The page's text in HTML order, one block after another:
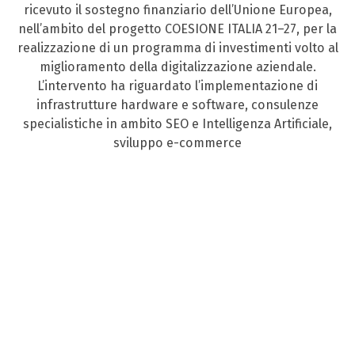
ricevuto il sostegno finanziario dell’Unione Europea,
nell’ambito del progetto COESIONE ITALIA 21–27, per la
realizzazione di un programma di investimenti volto al
miglioramento della digitalizzazione aziendale.
L’intervento ha riguardato l’implementazione di
infrastrutture hardware e software, consulenze
specialistiche in ambito SEO e Intelligenza Artificiale,
sviluppo e-commerce